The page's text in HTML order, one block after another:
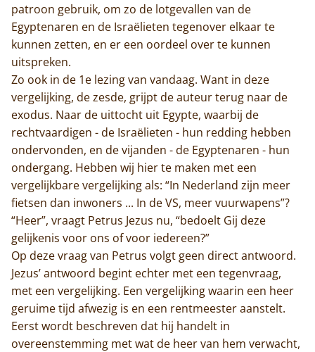
patroon gebruik, om zo de lotgevallen van de
Egyptenaren en de Israëlieten tegenover elkaar te
kunnen zetten, en er een oordeel over te kunnen
uitspreken.
Zo ook in de 1e lezing van vandaag. Want in deze
vergelijking, de zesde, grijpt de auteur terug naar de
exodus. Naar de uittocht uit Egypte, waarbij de
rechtvaardigen - de Israëlieten - hun redding hebben
ondervonden, en de vijanden - de Egyptenaren - hun
ondergang. Hebben wij hier te maken met een
vergelijkbare vergelijking als: “In Nederland zijn meer
fietsen dan inwoners ... In de VS, meer vuurwapens”?
“Heer”, vraagt Petrus Jezus nu, “bedoelt Gij deze
gelijkenis voor ons of voor iedereen?”
Op deze vraag van Petrus volgt geen direct antwoord.
Jezus’ antwoord begint echter met een tegenvraag,
met een vergelijking. Een vergelijking waarin een heer
geruime tijd afwezig is en een rentmeester aanstelt.
Eerst wordt beschreven dat hij handelt in
overeenstemming met wat de heer van hem verwacht,